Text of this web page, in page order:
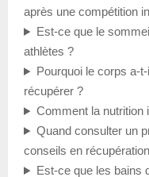
après une compétition
Est-ce que le
athlètes ?
Pourquoi le corps a-
récupérer ?
Comment la nutrition
Quand consulter un
conseils en
Est-ce que les bains